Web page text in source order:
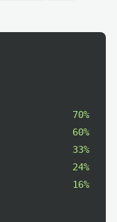
70%
60%
33%
24%
16%